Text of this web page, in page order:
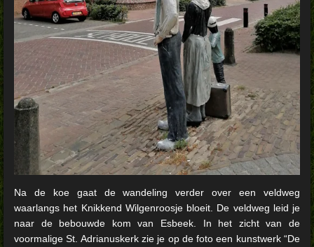
Na de koe gaat de wandeling verder over een veldweg
waarlangs het Knikkend Wilgenroosje bloeit. De veldweg leid je
naar de bebouwde kom van Esbeek. In het zicht van de
voormalige St. Adrianuskerk zie je op de foto een kunstwerk “De